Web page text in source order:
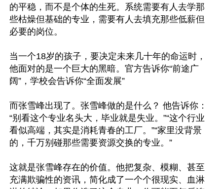
的平稳，而不是个体的生死。系统需要有人去学那
些枯燥但基础的专业，需要有人去填充那些低薪但
必要的岗位。
当一个18岁的孩子，要决定未来几十年的命运时，
他面对的是一个巨大的黑暗。官方告诉你“前途广
阔”，学校会告诉你“全面发展”
而张雪峰出现了。张雪峰做的是什么？ 他告诉你：
“别看这个专业名头大，毕业就是失业。”“这个行业
看似高端，其实是消耗青春的工厂。”“家里没背景
的，千万别碰那些需要资源交换的专业。”
这就是张雪峰存在的价值。他把复杂、模糊、甚至
充满欺骗性的资讯，简化成了一个个很现实、血淋